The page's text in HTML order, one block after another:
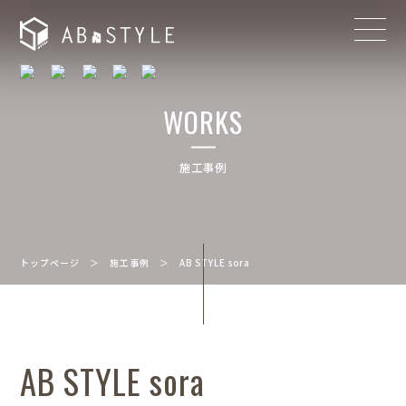
WORKS
施工事例
トップページ ＞施工事例 ＞AB STYLE sora
AB STYLE sora